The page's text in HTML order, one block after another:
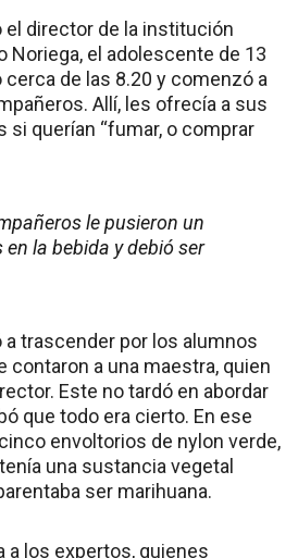
el director de la institución
Noriega, el adolescente de 13
de las 8.20 y comenzó a
Allí, les ofrecía a sus
si querían “fumar, o comprar
le pusieron un
en la bebida y debió ser
trascender por los alumnos
contaron a una maestra, quien
Este no tardó en abordar
que todo era cierto. En ese
envoltorios de nylon verde,
una sustancia vegetal
ser marihuana.
a los expertos, quienes